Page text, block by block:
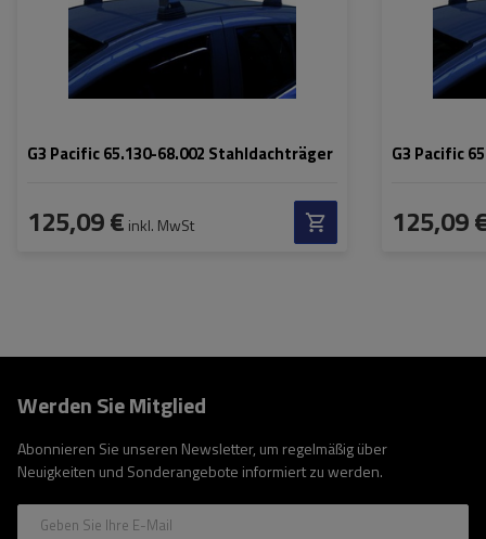
G3 Pacific 65.130-68.002 Stahldachträger
125,09 € inkl. MwSt
G3 Pacific
125,09
Werden Sie Mitglied
Abonnieren Sie unseren Newsletter, um regelmäßig über
Neuigkeiten und Sonderangebote informiert zu werden.
Geben Sie Ihre E-Mail